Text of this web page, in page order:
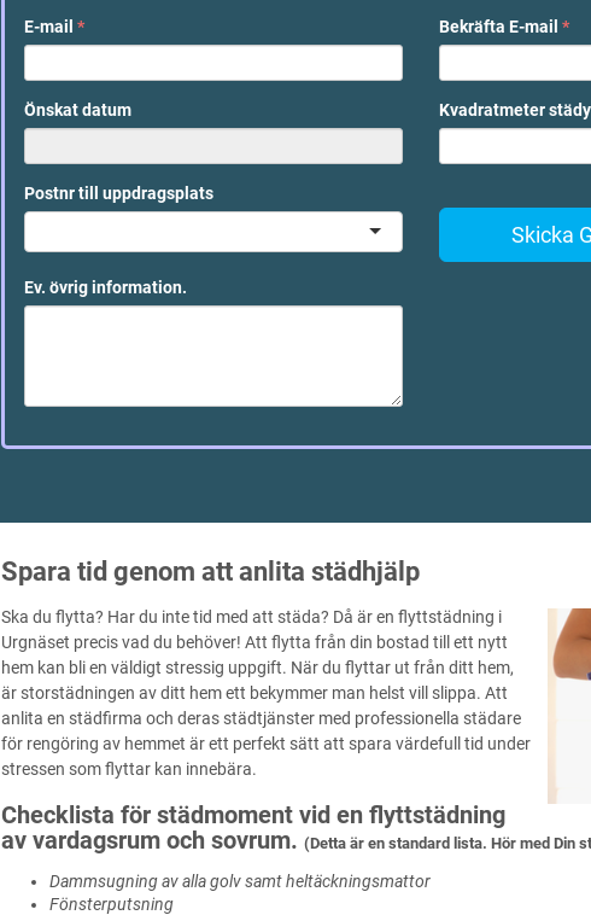
E-mail* Bekräfta E-mail*
Önskat datum
Postnr till uppdragsplats
Ev. övrig information.
Kvadratmeter
Skicka
Spara tid genom att anlita städhjälp
Ska du flytta? Har du inte tid med att städa? Då är en flyttstädning i
Urgnäset precis vad du behöver! Att flytta från din bostad till ett nytt
hem kan bli en väldigt stressig uppgift. När du flyttar ut från ditt hem,
är storstädningen av ditt hem ett bekymmer man helst vill slippa. Att
anlita en städfirma och deras städtjänster med professionella städare
för rengöring av hemmet är ett perfekt sätt att spara värdefull tid under
stressen som flyttar kan innebära.
Checklista för städmoment vid en flyttstädning
av vardagsrum och sovrum. (Detta är en standard lista. Hör med Din
Dammsugning av alla golv samt heltäckningsmattor
Fönsterputsning